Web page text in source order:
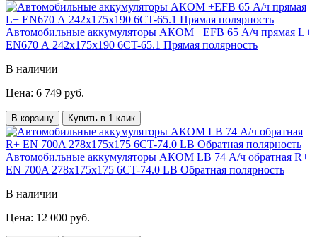
Автомобильные аккумуляторы АКОМ +EFB 65 А/ч прямая L+
EN670 А 242x175x190 6CT-65.1 Прямая полярность
В наличии
Цена: 6 749 руб.
В корзину Купить в 1 клик
Автомобильные аккумуляторы АКОМ LB 74 А/ч обратная R+
EN 700A 278x175x175 6CT-74.0 LB Обратная полярность
В наличии
Цена: 12 000 руб.